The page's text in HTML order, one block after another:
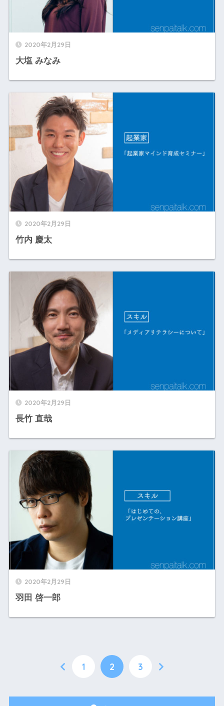
2020年2月29日
大塩 みなみ
2020年2月29日
竹内 慶太
2020年2月29日
長竹 直哉
2020年2月29日
羽田 啓一郎
1 2 3